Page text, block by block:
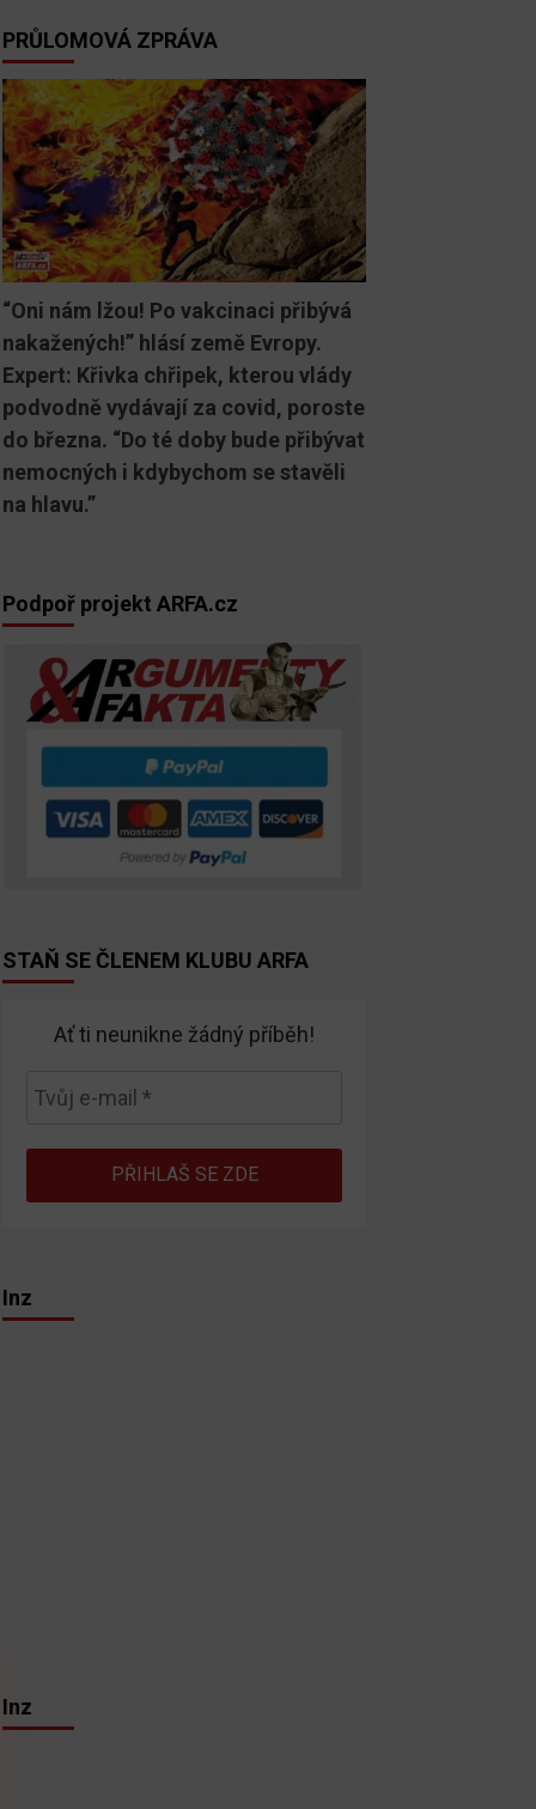
PRŮLOMOVÁ ZPRÁVA
“Oni nám lžou! Po vakcinaci přibývá
nakažených!” hlásí země Evropy.
Expert: Křivka chřipek, kterou vlády
podvodně vydávají za covid, poroste
do března. “Do té doby bude přibývat
nemocných i kdybychom se stavěli
na hlavu.”
Podpoř projekt ARFA.cz
STAŇ SE ČLENEM KLUBU ARFA
Ať ti neunikne žádný příběh!
Inz
Inz